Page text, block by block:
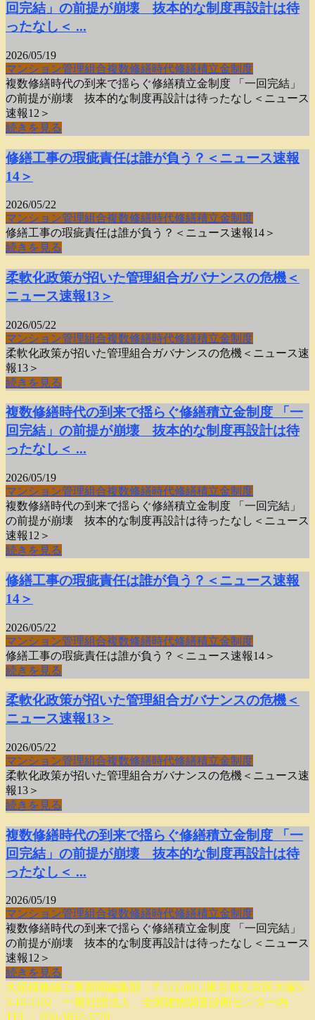
回完結」の前提が崩壊 抜本的な制度再設計は待
ったなし＜ ...
2026/05/19
マンション管理組合複数修繕時代修繕積立金制度
複数修繕時代の到来で揺らぐ修繕積立金制度 「一回完結」
の前提が崩壊 抜本的な制度再設計は待ったなし＜ニュース
速報12＞
続きを見る
修繕工事の瑕疵責任は誰が負う？＜ニュース速報
14＞
2026/05/22
マンション管理組合複数修繕時代修繕積立金制度
修繕工事の瑕疵責任は誰が負う？＜ニュース速報14＞
続きを見る
柔軟化政策が招いた管理組合ガバナンスの危機＜
ニュース速報13＞
2026/05/22
マンション管理組合複数修繕時代修繕積立金制度
柔軟化政策が招いた管理組合ガバナンスの危機＜ニュース速
報13＞
続きを見る
複数修繕時代の到来で揺らぐ修繕積立金制度 「一
回完結」の前提が崩壊 抜本的な制度再設計は待
ったなし＜ ...
2026/05/19
マンション管理組合複数修繕時代修繕積立金制度
複数修繕時代の到来で揺らぐ修繕積立金制度 「一回完結」
の前提が崩壊 抜本的な制度再設計は待ったなし＜ニュース
速報12＞
続きを見る
修繕工事の瑕疵責任は誰が負う？＜ニュース速報
14＞
2026/05/22
マンション管理組合複数修繕時代修繕積立金制度
修繕工事の瑕疵責任は誰が負う？＜ニュース速報14＞
続きを見る
柔軟化政策が招いた管理組合ガバナンスの危機＜
ニュース速報13＞
2026/05/22
マンション管理組合複数修繕時代修繕積立金制度
柔軟化政策が招いた管理組合ガバナンスの危機＜ニュース速
報13＞
続きを見る
複数修繕時代の到来で揺らぐ修繕積立金制度 「一
回完結」の前提が崩壊 抜本的な制度再設計は待
ったなし＜ ...
2026/05/19
マンション管理組合複数修繕時代修繕積立金制度
複数修繕時代の到来で揺らぐ修繕積立金制度 「一回完結」
の前提が崩壊 抜本的な制度再設計は待ったなし＜ニュース
速報12＞
続きを見る
大規模修繕工事新聞編集部：〒112-0012東京都文京区大塚5-
3-10-1102 一般社団法人 全国建物調査診断センター内
TEL： 050-3852-3770